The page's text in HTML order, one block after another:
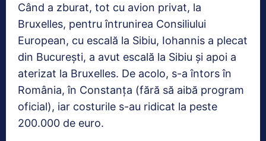
Când a zburat, tot cu avion privat, la
Bruxelles, pentru întrunirea Consiliului
European, cu escală la Sibiu, Iohannis a plecat
din București, a avut escală la Sibiu și apoi a
aterizat la Bruxelles. De acolo, s-a întors în
România, în Constanța (fără să aibă program
oficial), iar costurile s-au ridicat la peste
200.000 de euro.